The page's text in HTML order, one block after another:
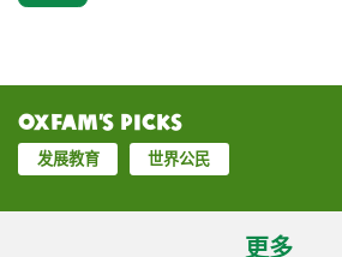
Oxfam’s Picks
发展教育 世界公民
更多